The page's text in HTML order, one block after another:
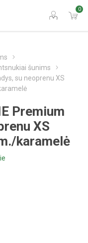
0
šunims
su neoprenu XS
Premium
XS
karamelė